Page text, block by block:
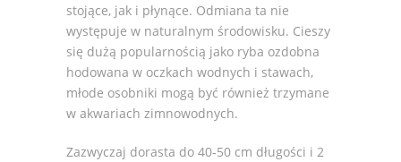
stojące, jak i płynące. Odmiana ta nie
występuje w naturalnym środowisku. Cieszy
się dużą popularnością jako ryba ozdobna
hodowana w oczkach wodnych i stawach,
młode osobniki mogą być również trzymane
w akwariach zimnowodnych.
Zazwyczaj dorasta do 40-50 cm długości i 2